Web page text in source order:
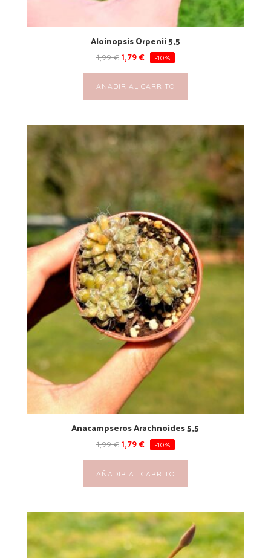
Aloinopsis Orpenii 5,5
1,99€ 1,79 € -10%
AÑADIR AL CARRITO
Anacampseros Arachnoides 5,5
1,99€ 1,79 € -10%
AÑADIR AL CARRITO